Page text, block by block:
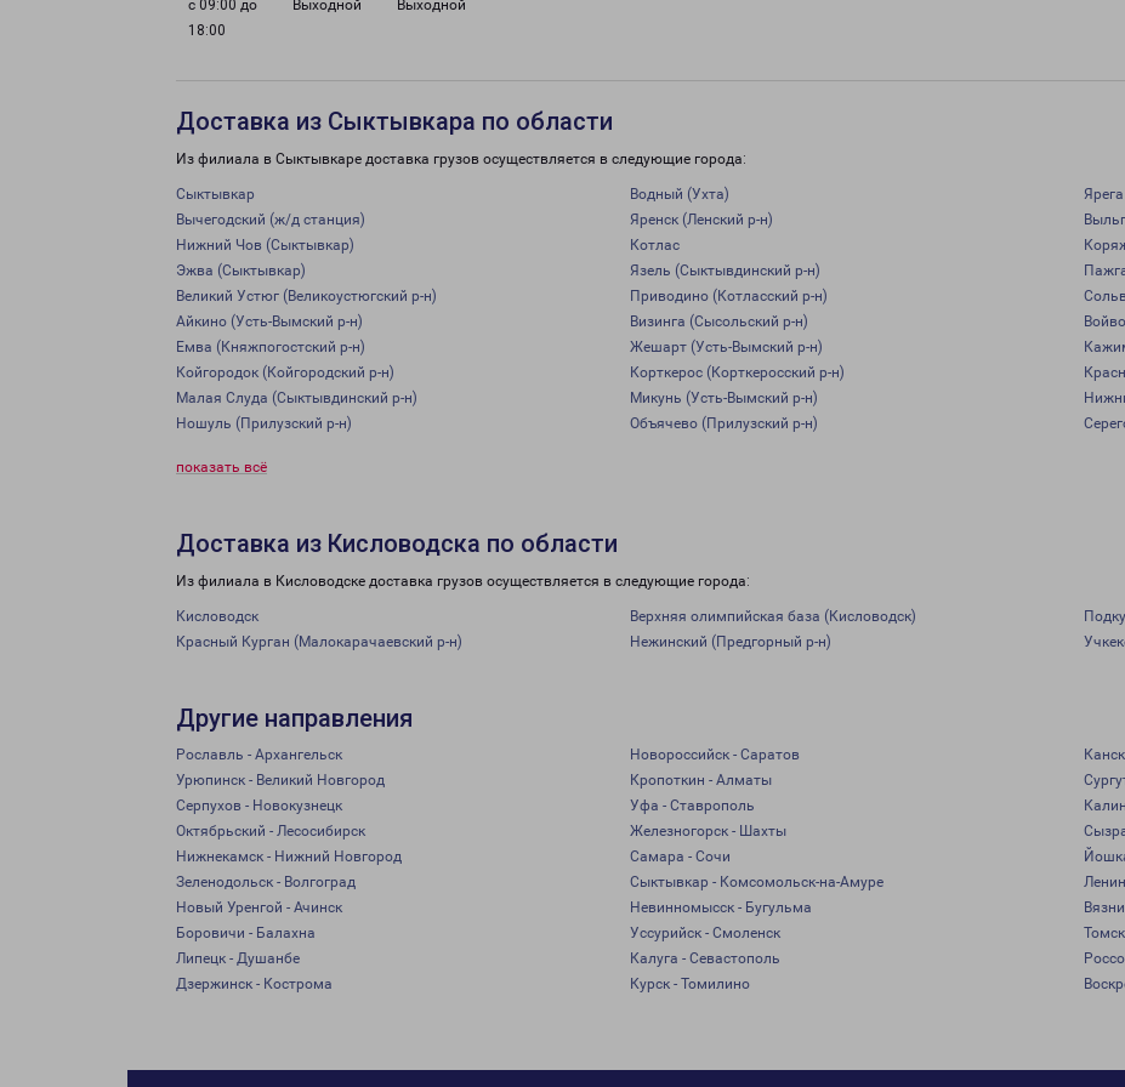
с 09:00 до
18:00
Выходной Выходной
Доставка из Сыктывкара по области
Из филиала в Сыктывкаре доставка грузов осуществляется в следующие города:
Сыктывкар Водный (Ухта)
Вычегодский (ж/д станция)
Яренск (Ленский р-н)
Нижний Чов (Сыктывкар)
Котлас
Эжва (Сыктывкар)
Язель (Сыктывдинский р-н)
Великий Устюг (Великоустюгский р-н)
Приводино (Котласский р-н)
Айкино (Усть-Вымский р-н)
Визинга (Сысольский р-н)
Емва (Княжпогостский р-н)
Жешарт (Усть-Вымский р-н)
Койгородок (Койгородский р-н)
Корткерос (Корткеросский р-н)
Малая Слуда (Сыктывдинский р-н)
Микунь (Усть-Вымский р-н)
Ношуль (Прилузский р-н)
Объячево (Прилузский р-н)
показать всё
Доставка из Кисловодска по области
Из филиала в Кисловодске доставка грузов осуществляется в следующие города:
Кисловодск Верхняя олимпийская база (Кисловодск)
Красный Курган (Малокарачаевский р-н)
Нежинский (Предгорный р-н)
Другие направления
Рославль - Архангельск Новороссийск - Саратов
Урюпинск - Великий Новгород
Кропоткин - Алматы
Серпухов - Новокузнецк
Уфа - Ставрополь
Октябрьский - Лесосибирск
Железногорск - Шахты
Нижнекамск - Нижний Новгород
Самара - Сочи
Зеленодольск - Волгоград
Сыктывкар - Комсомольск-на-Амуре
Новый Уренгой - Ачинск
Невинномысск - Бугульма
Боровичи - Балахна
Уссурийск - Смоленск
Липецк - Душанбе
Калуга - Севастополь
Дзержинск - Кострома
Курск - Томилино